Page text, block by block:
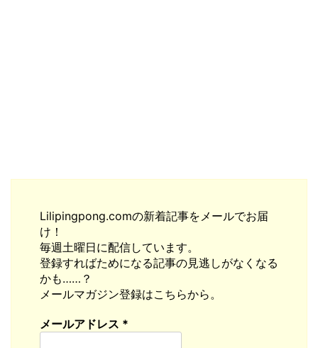
Lilipingpong.comの新着記事をメールでお届
け！
毎週土曜日に配信しています。
登録すればためになる記事の見逃しがなくなる
かも……？
メールマガジン登録はこちらから。
メールアドレス *